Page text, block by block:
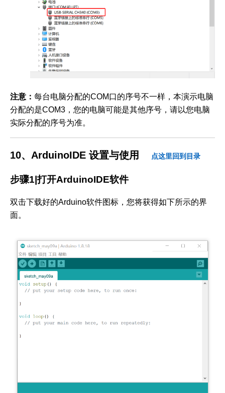
注意： 每台电脑分配的COM口的序号不一样，本演示电脑
分配的是COM3，您的电脑可能是其他序号，请以您电脑
实际分配的序号为准。
10、ArduinoIDE 设置与使用 点这里回到目录
步骤1|打开ArduinoIDE软件
双击下载好的Arduino软件图标，您将获得如下所示的界
面。